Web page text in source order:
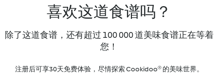
喜欢这道食谱吗？
除了这道食谱，还有超过 100 000 道美味食谱正在等着
您！
注册后可享30天免费体验，尽情探索 Cookidoo® 的美味世界。